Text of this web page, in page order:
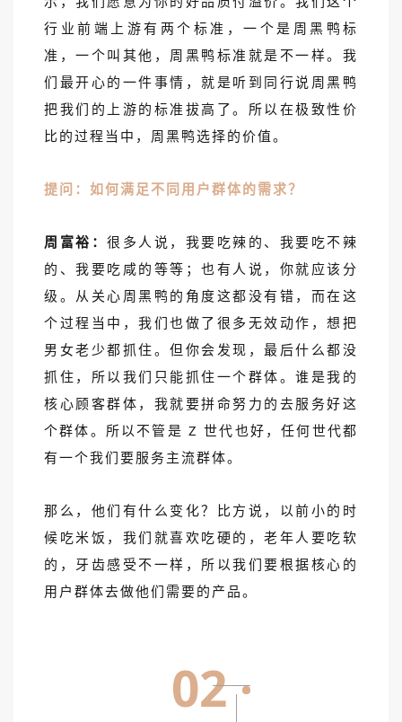
行业前端上游有两个标准，一个是周黑鸭标
准，一个叫其他，周黑鸭标准就是不一样。我
们最开心的一件事情，就是听到同行说周黑鸭
把我们的上游的标准拔高了。所以在极致性价
比的过程当中，周黑鸭选择的价值。
提问：如何满足不同用户群体的需求？
周富裕：很多人说，我要吃辣的、我要吃不辣
的、我要吃咸的等等；也有人说，你就应该分
级。从关心周黑鸭的角度这都没有错，而在这
个过程当中，我们也做了很多无效动作，想把
男女老少都抓住。但你会发现，最后什么都没
抓住，所以我们只能抓住一个群体。谁是我的
核心顾客群体，我就要拼命努力的去服务好这
个群体。所以不管是 Z 世代也好，任何世代都
有一个我们要服务主流群体。
那么，他们有什么变化？比方说，以前小的时
候吃米饭，我们就喜欢吃硬的，老年人要吃软
的，牙齿感受不一样，所以我们要根据核心的
用户群体去做他们需要的产品。
02